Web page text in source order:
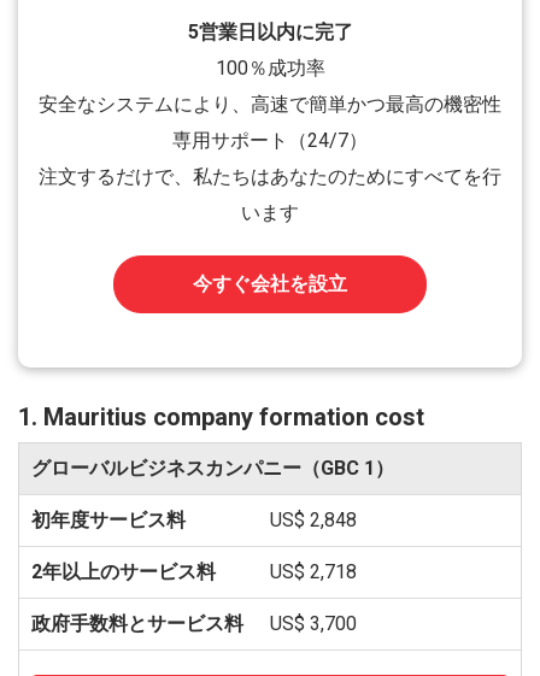
5営業日以内に完了
100％成功率
安全なシステムにより、高速で簡単かつ最高の機密性
専用サポート（24/7）
注文するだけで、私たちはあなたのためにすべてを行
います
今すぐ会社を設立
1. Mauritius company formation cost
グローバルビジネスカンパニー（GBC 1）
US$ 2,848
US$ 2,718
US$ 3,700